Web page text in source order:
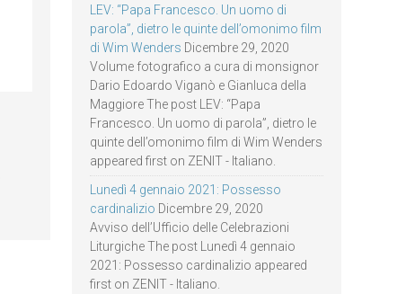
LEV: “Papa Francesco. Un uomo di
parola”, dietro le quinte dell’omonimo film
di Wim Wenders Dicembre 29, 2020
Volume fotografico a cura di monsignor
Dario Edoardo Viganò e Gianluca della
Maggiore The post LEV: “Papa
Francesco. Un uomo di parola”, dietro le
quinte dell’omonimo film di Wim Wenders
appeared first on ZENIT - Italiano.
Lunedì 4 gennaio 2021: Possesso
cardinalizio Dicembre 29, 2020
Avviso dell’Ufficio delle Celebrazioni
Liturgiche The post Lunedì 4 gennaio
2021: Possesso cardinalizio appeared
first on ZENIT - Italiano.